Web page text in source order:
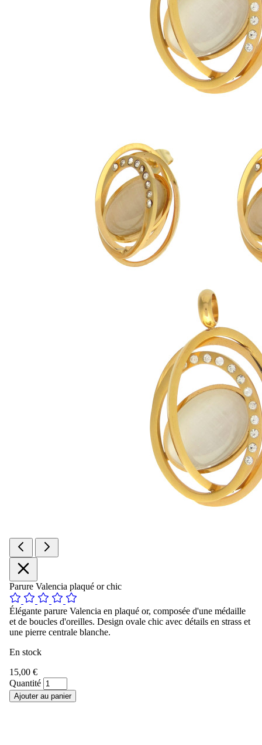
Parure Valencia plaqué or chic
Élégante parure Valencia en plaqué or, composée d'une médaille
et de boucles d'oreilles. Design ovale chic avec détails en strass et
une pierre centrale blanche.
En stock
15,00 €
Quantité
Ajouter au panier